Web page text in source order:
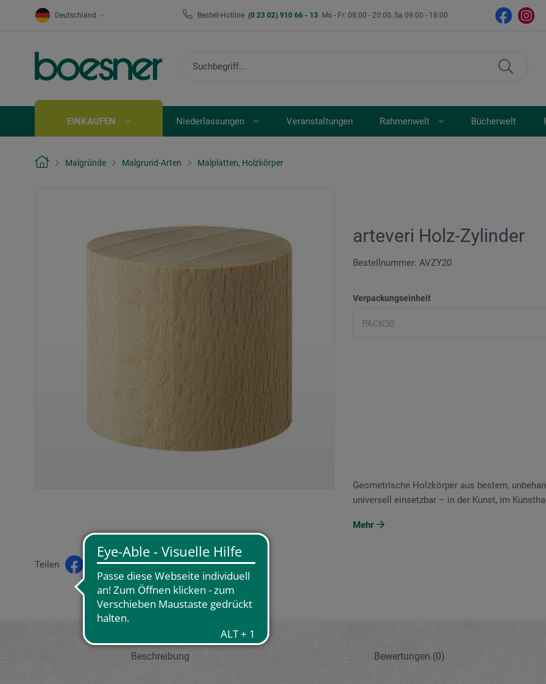
Deutschland Bestell-Hotline (0 23 02) 910 66 - 13 Mo - Fr: 08:00 - 20:00, Sa 09:00 - 18:00
EINKAUFEN Niederlassungen Veranstaltungen Rahmenwelt Bücherwelt
Malgründe Malgrund-Arten Malplatten, Holzkörper
arteveri Holz-Zylinder
Bestellnummer: AVZY20
Verpackungseinheit
Teilen
Geometrische Holzkörper aus bestem,
universell einsetzbar – in der Kunst, im
Mehr
Beschreibung Bewertungen (0)